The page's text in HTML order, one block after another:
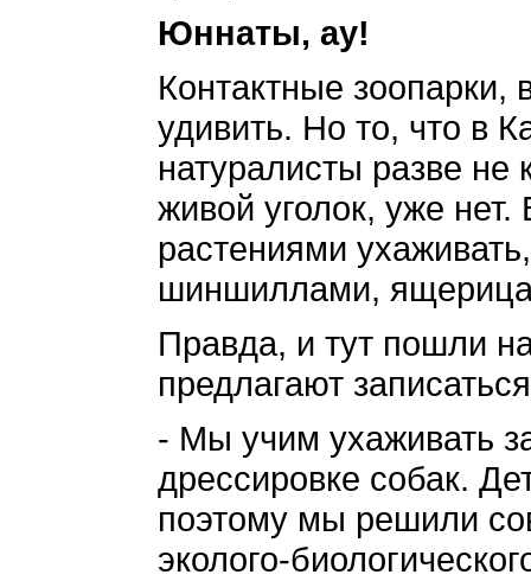
Юннаты, ау!
Контактные зоопарки,
удивить. Но то, что в
натуралисты разве
живой уголок, уже
растениями
шиншиллами,
Правда, и тут пошли
предлагают
- Мы учим ухаживать
дрессировке собак.
поэтому мы решили
эколого-